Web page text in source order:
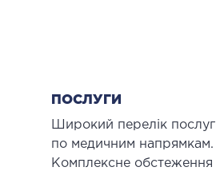
ПОСЛУГИ
Широкий перелік послуг
по медичним напрямкам.
Комплексне обстеження